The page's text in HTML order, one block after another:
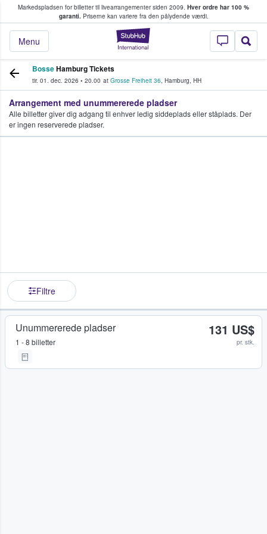
Markedspladsen for billetter til livearrangementer siden 2009. Hver ordre har 100 %
garanti.Priserne kan variere fra den pålydende værdi.
StubHub - Hvor
Menu
køber og sælger billetter
BosseHamburg Tickets
tir. 01. dec. 2026 • 20.00 at Grosse Freiheit 36, Hamburg, HH
Arrangement med unummererede pladser
Alle billetter giver dig adgang til enhver ledig siddeplads eller ståplads. Der
er ingen reserverede pladser.
Filtre
Unummererede pladser
1 - 8 billetter
131 US$
pr. stk.